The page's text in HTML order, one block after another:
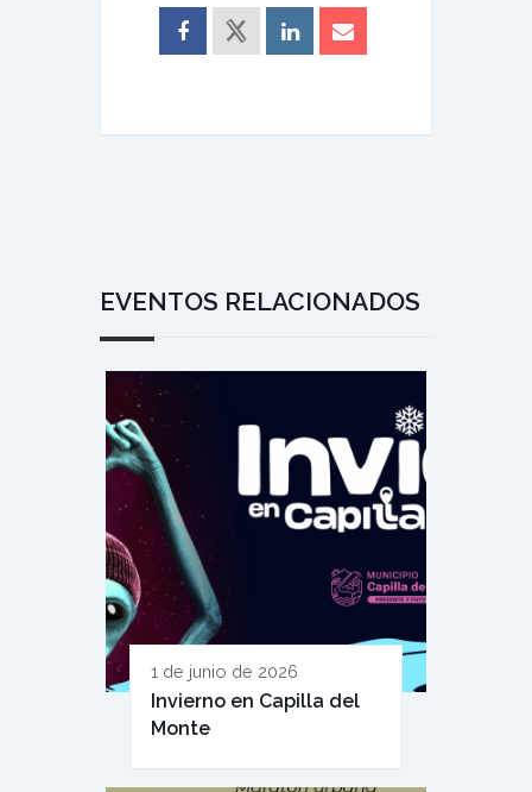
EVENTOS RELACIONADOS
1 de junio de 2026
Invierno en Capilla del
Monte